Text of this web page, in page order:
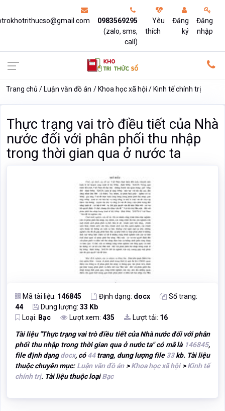
0983569295
(zalo, sms,
call)
Yêu
thích
Đăng
ký
Đăng
nhập
Trang chủ Luận văn đồ án Khoa học xã hội Kinh tế chính trị
Thực trạng vai trò điều tiết của Nhà
nước đối với phân phối thu nhập
trong thời gian qua ở nước ta
Mã tài liệu: 146845 Định dạng: docx
Số trang:
44
Dung lượng: 33 Kb
Loại: Bạc Lượt xem: 435 Lượt tải: 16
Tài liệu "Thực trạng vai trò điều tiết của Nhà nước đối với phân
phối thu nhập trong thời gian qua ở nước ta" có mã là 146845,
file định dạngdocx, có44trang, dung lượng file33kb. Tài liệu
thuộc chuyên mục: Luận văn đồ án>Khoa học xã hội>Kinh tế
chính trị. Tài liệu thuộc loạiBạc